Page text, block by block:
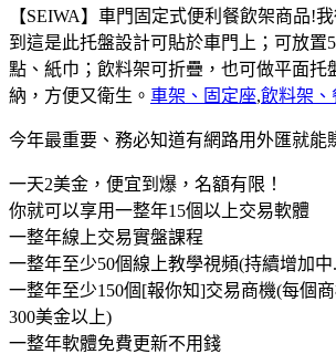
【SEIWA】車門固定式便利餐飲架商品!
到這是此托盤設計可貼於車門上；可放置
點、紙巾；飲料架可折疊，也可做平面托
納，方便又衛生。 車架、固定座,飲料架、
今年最重要、務必知​道有網路用外匯就能
一天2美金，便宜到爆，名額有限！
你就可以享用一整年15個以上交易軟體
一整年線上交易實盤課程
一整年至少50個線上教學視頻(持續增加中
一整年至少150個[報你知]交易商機(每個
300美金以上)
一整年軟體免費更新不用錢